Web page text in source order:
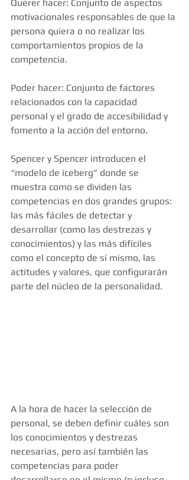
Querer hacer: Conjunto de aspectos
motivacionales responsables de que la
persona quiera o no realizar los
comportamientos propios de la
competencia.
Poder hacer: Conjunto de factores
relacionados con la capacidad
personal y el grado de accesibilidad y
fomento a la acción del entorno.
Spencer y Spencer introducen el
“modelo de iceberg” donde se
muestra como se dividen las
competencias en dos grandes grupos:
las más fáciles de detectar y
desarrollar (como las destrezas y
conocimientos) y las más difíciles
como el concepto de sí mismo, las
actitudes y valores, que configurarán
parte del núcleo de la personalidad.
A la hora de hacer la selección de
personal, se deben definir cuáles son
los conocimientos y destrezas
necesarias, pero así también las
competencias para poder